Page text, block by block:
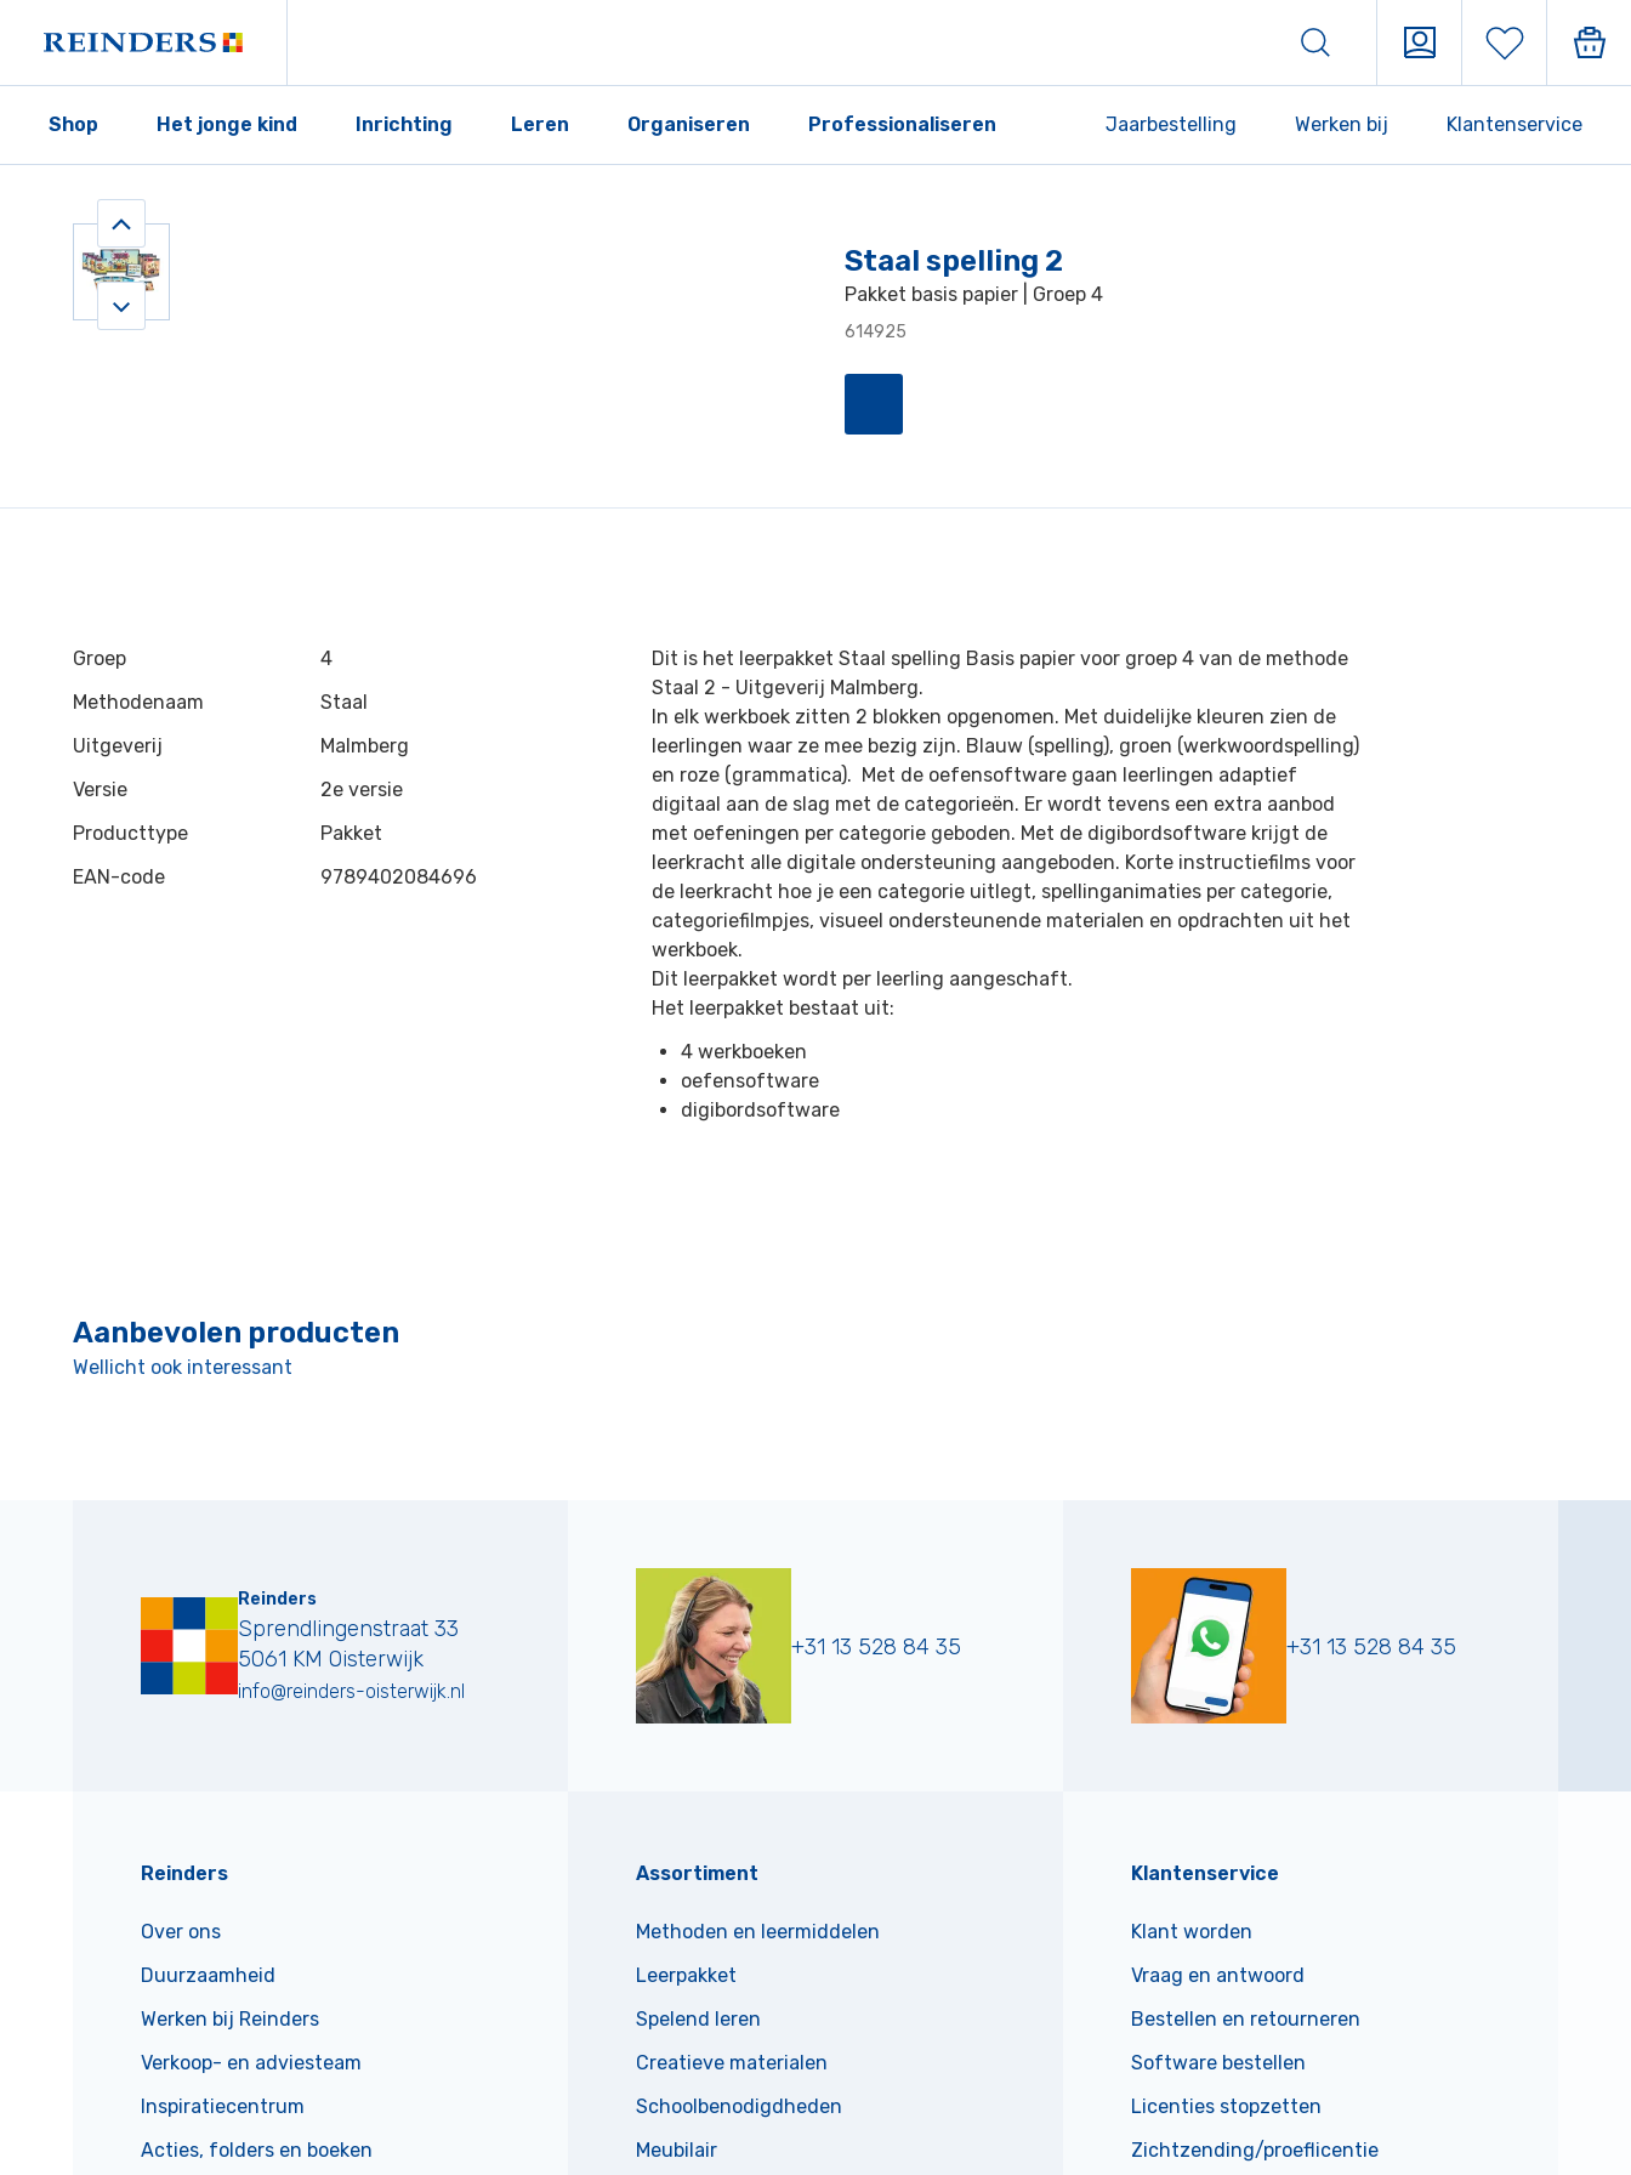
Shop Het jonge kind Inrichting Leren Organiseren Professionaliseren Jaarbestelling Werken bij Klantenservice
Staal spelling 2
Pakket basis papier | Groep 4
614925
Groep
4
Methodenaam
Staal
Uitgeverij
Malmberg
Versie
2e versie
Producttype
Pakket
EAN-code
9789402084696
Dit is het leerpakket Staal spelling Basis papier voor groep 4 van de methode
Staal 2 - Uitgeverij Malmberg.
In elk werkboek zitten 2 blokken opgenomen. Met duidelijke kleuren zien de
leerlingen waar ze mee bezig zijn. Blauw (spelling), groen (werkwoordspelling)
en roze (grammatica). Met de oefensoftware gaan leerlingen adaptief
digitaal aan de slag met de categorieën. Er wordt tevens een extra aanbod
met oefeningen per categorie geboden. Met de digibordsoftware krijgt de
leerkracht alle digitale ondersteuning aangeboden. Korte instructiefilms voor
de leerkracht hoe je een categorie uitlegt, spellinganimaties per categorie,
categoriefilmpjes, visueel ondersteunende materialen en opdrachten uit het
werkboek.
Dit leerpakket wordt per leerling aangeschaft.
Het leerpakket bestaat uit:
4 werkboeken
oefensoftware
digibordsoftware
Aanbevolen producten
Wellicht ook interessant
Reinders
Sprendlingenstraat 33
5061 KM Oisterwijk
info@reinders-oisterwijk.nl
+31 13 528 84 35 +31 13 528 84 35
Reinders
Over ons
Duurzaamheid
Werken bij Reinders
Verkoop- en adviesteam
Inspiratiecentrum
Acties, folders en boeken
Assortiment
Methoden en leermiddelen
Leerpakket
Spelend leren
Creatieve materialen
Schoolbenodigdheden
Meubilair
Klantenservice
Klant worden
Vraag en antwoord
Bestellen en retourneren
Software bestellen
Licenties stopzetten
Zichtzending/proeflicentie